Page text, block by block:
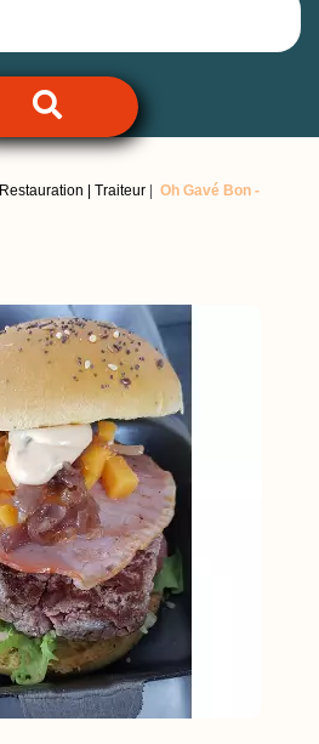
Restauration | Traiteur
Oh Gavé Bon -